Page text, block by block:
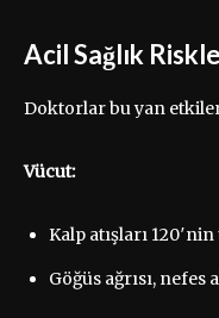
Acil Sağlık
Doktorlar bu yan
Vücut:
Kalp atışları
Göğüs ağrısı, nefes